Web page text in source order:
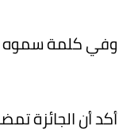
وفي كلمة سموه
أكد أن الجائزة